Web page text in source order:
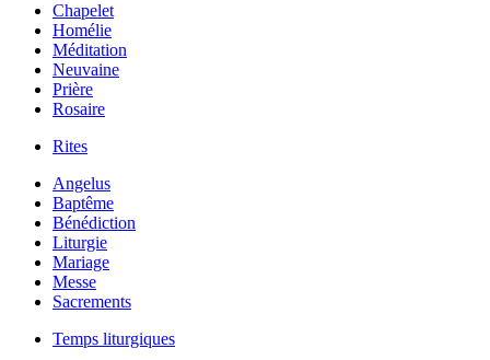
Chapelet
Homélie
Méditation
Neuvaine
Prière
Rosaire
Rites
Angelus
Baptême
Bénédiction
Liturgie
Mariage
Messe
Sacrements
Temps liturgiques